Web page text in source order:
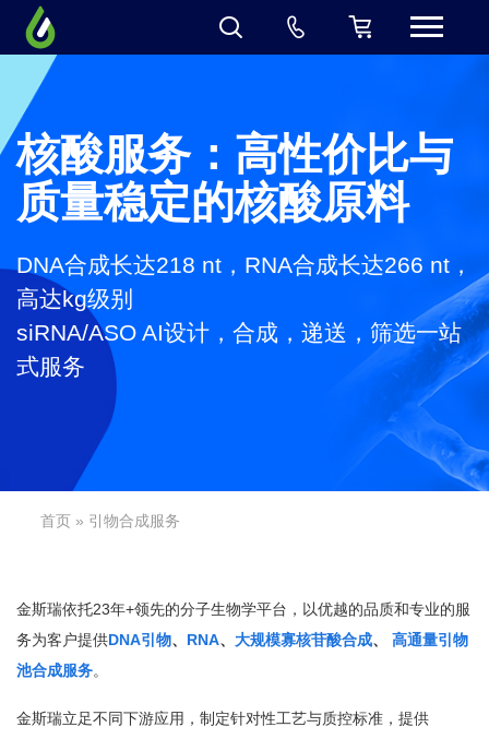
核酸服务：高性价比与
质量稳定的核酸原料
DNA合成长达218 nt，RNA合成长达266 nt，
高达kg级别
siRNA/ASO AI设计，合成，递送，筛选一站
式服务
首页 » 引物合成服务
金斯瑞依托23年+领先的分子生物学平台，以优越的品质和专业的服
务为客户提供DNA引物、 RNA、 大规模寡核苷酸合成、 高通量引物
池合成服务。
金斯瑞立足不同下游应用，制定针对性工艺与质控标准，提供